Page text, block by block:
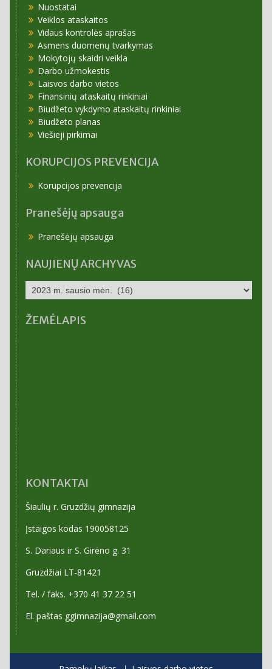
Nuostatai
Veiklos ataskaitos
Vidaus kontrolės aprašas
Asmens duomenų tvarkymas
Mokytojų skaidri veikla
Darbo užmokestis
Laisvos darbo vietos
Finansinių ataskaitų rinkiniai
Biudžeto vykdymo ataskaitų rinkiniai
Biudžeto planas
Viešieji pirkimai
KORUPCIJOS PREVENCIJA
Korupcijos prevencija
Pranešėjų apsauga
Pranešėjų apsauga
NAUJIENŲ ARCHYVAS
NAUJIENŲ
ARCHYVAS
ŽEMĖLAPIS
KONTAKTAI
Šiaulių r. Gruzdžių gimnazija
Įstaigos kodas 190058125
S. Dariaus ir S. Girėno g. 31
Gruzdžiai LT-81421
Tel. / faks. +370 41 37 22 51
El. paštas ggimnazija@gmail.com